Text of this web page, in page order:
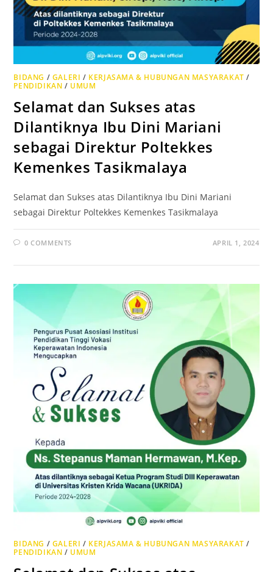
BIDANG / GALERI / KERJASAMA & HUBUNGAN MASYARAKAT /
PENDIDIKAN / UMUM
Selamat dan Sukses atas
Dilantiknya Ibu Dini Mariani
sebagai Direktur Poltekkes
Kemenkes Tasikmalaya
Selamat dan Sukses atas Dilantiknya Ibu Dini Mariani
sebagai Direktur Poltekkes Kemenkes Tasikmalaya
0 COMMENTS APRIL 1, 2024
BIDANG / GALERI / KERJASAMA & HUBUNGAN MASYARAKAT /
PENDIDIKAN / UMUM